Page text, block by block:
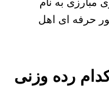
حرفه ای اهل
رده وزنی